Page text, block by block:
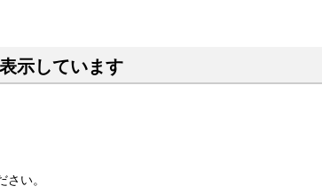
示しています
い。